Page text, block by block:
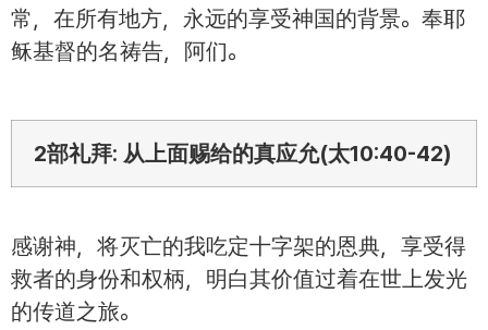
常，在所有地方，永远的享受神国的背景。奉耶
稣基督的名祷告，阿们。
2部礼拜: 从上面赐给的真应允(太10:40-42)
感谢神，将灭亡的我吃定十字架的恩典，享受得
救者的身份和权柄，明白其价值过着在世上发光
的传道之旅。